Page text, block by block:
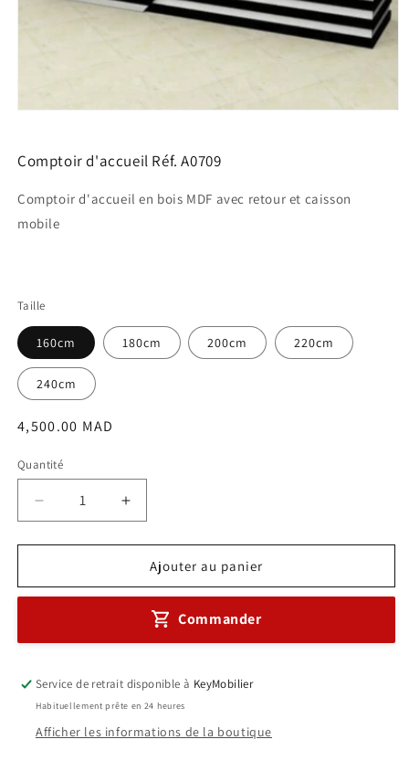
1
dans
fenêtre
Comptoir d'accueil Réf. A0709
Comptoir d'accueil en bois MDF avec retour et caisson
mobile
Taille
160cm 180cm 200cm 220cm
240cm
Prix
4,500.00 MAD
Quantité
Réduire
la
quantité
Comptoir
A0709
Augmenter
la
quantité
Comptoir
A0709
Ajouter au panier
Commander
Service de retrait disponible à KeyMobilier
Habituellement prête en 24 heures
Afficher les informations de la boutique